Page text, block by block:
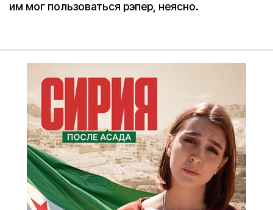
им мог пользоваться рэпер, неясно.